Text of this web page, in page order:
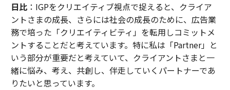
日比：IGPをクリエイティブ視点で捉えると、クライア
ントさまの成長、さらには社会の成長のために、広告業
務で培った「クリエイティビティ」を転用しコミットメ
ントすることだと考えています。特に私は「Partner」と
いう部分が重要だと考えていて、クライアントさまと一
緒に悩み、考え、共創し、伴走していくパートナーであ
りたいと思っています。